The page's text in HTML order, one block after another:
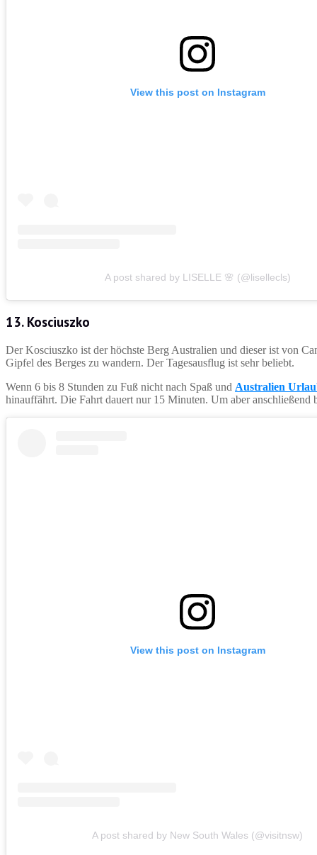
View this post on Instagram
A post shared by LISELLE 🌸 (@lisellecls)
13. Kosciuszko
Der Kosciuszko ist der höchste Berg Australien und dieser ist von
Gipfel des Berges zu wandern. Der Tagesausflug ist sehr beliebt.
Wenn 6 bis 8 Stunden zu Fuß nicht nach Spaß und Australien
hinauffährt. Die Fahrt dauert nur 15 Minuten. Um aber
View this post on Instagram
A post shared by New South Wales (@visitnsw)